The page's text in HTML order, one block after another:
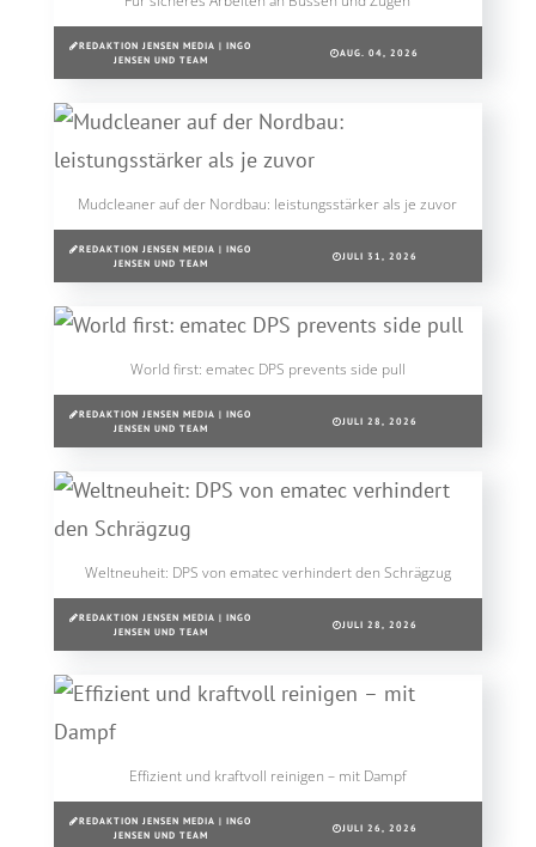
REDAKTION JENSEN MEDIA | INGO
JENSEN UND TEAM
AUG. 04, 2026
Mudcleaner auf der Nordbau: leistungsstärker als je zuvor
REDAKTION JENSEN MEDIA | INGO
JENSEN UND TEAM
JULI 31, 2026
World first: ematec DPS prevents side pull
REDAKTION JENSEN MEDIA | INGO
JENSEN UND TEAM
JULI 28, 2026
Weltneuheit: DPS von ematec verhindert den Schrägzug
REDAKTION JENSEN MEDIA | INGO
JENSEN UND TEAM
JULI 28, 2026
Effizient und kraftvoll reinigen – mit Dampf
REDAKTION JENSEN MEDIA | INGO
JENSEN UND TEAM
JULI 26, 2026